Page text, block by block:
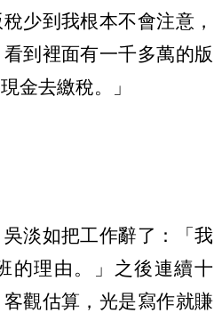
少到我根本不會注意，
到裡面有一千多萬的版
金去繳稅。」
淡如把工作辭了：「我
的理由。」之後連續十
觀估算，光是寫作就賺